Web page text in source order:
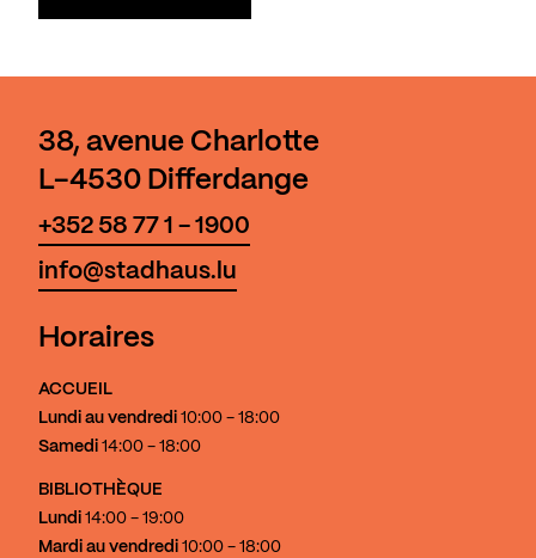
38, avenue Charlotte
L-4530 Differdange
+352 58 77 1 - 1900
info@stadhaus.lu
Horaires
ACCUEIL
Lundi au vendredi 10:00 - 18:00
Samedi 14:00 - 18:00
BIBLIOTHÈQUE
Lundi 14:00 - 19:00
Mardi au vendredi 10:00 - 18:00